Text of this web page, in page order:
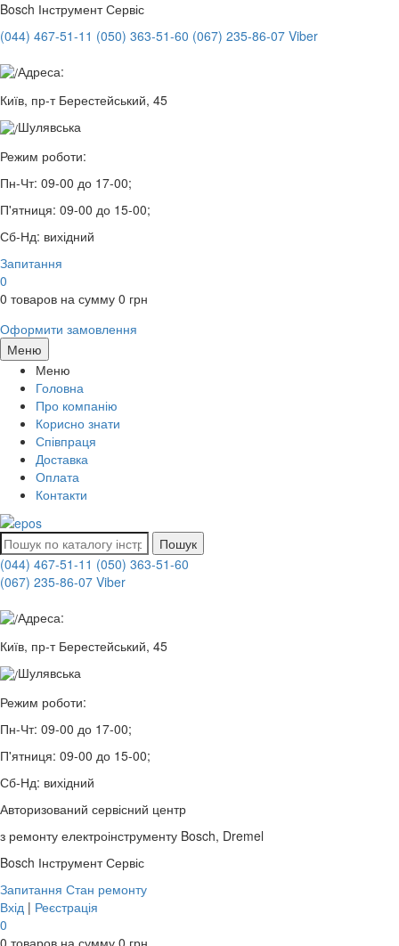
Bosch Інструмент Сервіс
(044) 467-51-11 (050) 363-51-60 (067) 235-86-07 Viber
Адреса:
Київ, пр-т Берестейський, 45
Шулявська
Режим роботи:
Пн-Чт: 09-00 до 17-00;
П'ятниця: 09-00 до 15-00;
Сб-Нд: вихідний
Запитання
0
0 товаров на сумму 0 грн
Оформити замовлення
Меню
Меню
Головна
Про компанію
Корисно знати
Співпраця
Доставка
Оплата
Контакти
Пошук
(044) 467-51-11 (050) 363-51-60
(067) 235-86-07 Viber
Адреса:
Київ, пр-т Берестейський, 45
Шулявська
Режим роботи:
Пн-Чт: 09-00 до 17-00;
П'ятниця: 09-00 до 15-00;
Сб-Нд: вихідний
Авторизований сервісний центр
з ремонту електроінструменту Bosch, Dremel
Bosch Інструмент Сервіс
Запитання Стан ремонту
Вхід | Реєстрація
0
0 товаров на сумму 0 грн